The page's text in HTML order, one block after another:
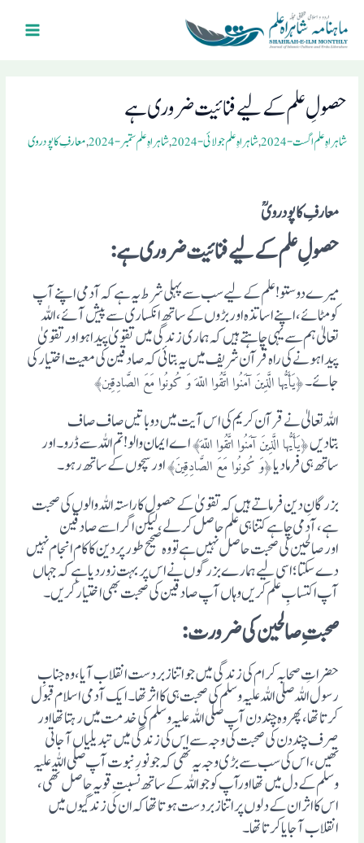
content
حصولِ علم کے لیے فنائیت ضروری ہے
شاہراہِ علم اگست- 2024 ,شاہراہِ علم جولائی- 2024 ,شاہراہِ علم ستمبر- 2024 ,معارفِ کاپودروی
معارفِ کاپودرویؒ
حصولِ علم کے لیے فنائیت ضروری ہے:
میرے دوستو! علم کے لیے سب سے پہلی شرط یہ ہے کہ آدمی اپنے آپ
کومٹائے، اپنے اساتذہ اوربڑوں کے ساتھ انکساری سے پیش آئے، اللہ
تعالیٰ ہم سے یہی چاہتے ہیں کہ ہماری زندگی میں تقویٰ پیدا ہواورتقویٰ
پیدا ہونے کی راہ قرآن شریف میں یہ بتائی کہ صادقین کی معیت اختیار کی
جائے۔﴿یَأَیُّہا الَّذِینَ آمَنُوا اتَّقُوا اللّہَ وَ کُونُوا مَعَ الصَّادِقِین﴾
اللہ تعالیٰ نے قرآن کریم کی اس آیت میں دوباتیں صاف صاف
بتادیں﴿یَأَیُّہا الَّذِینَ آمَنُوا اتَّقُوا اللّہَ﴾اے ایمان والو! تم اللہ سے ڈرو۔ اور
ساتھ ہی فرمادیا﴿وَ کُونُوا مَعَ الصَّادِقِینَ﴾اورسچوں کے ساتھ رہو۔
بزرگانِ دین فرماتے ہیں کہ تقویٰ کے حصول کا راستہ اللہ والوں کی صحبت
ہے، آدمی چاہے کتنا ہی علم حاصل کر لے، لیکن اگراسے صادقین
اورصالحین کی صحبت حاصل نہیں ہے تو وہ صحیح طور پردین کا کام انجام نہیں
دے سکتا؛ اسی لیے ہمارے بزرگوں نے اس پر بہت زوردیا ہے کہ جہاں
آپ اکتسابِ علم کریں وہاں آپ صادقین کی صحبت بھی اختیار کریں۔
صحبتِ صالحین کی ضرورت:
حضراتِ صحابہ کرام کی زندگی میں جواتنا زبردست انقلاب آیا، وہ جنابِ
رسول اللہ صلی اللہ علیہ وسلم کی صحبت ہی کا اثرتھا۔ ایک آدمی اسلام قبول
کرتا تھا، پھر وہ چند دن آپ صلی اللہ علیہ وسلم کی خدمت میں رہتا تھا اور
صرف چند دن کی صحبت کی وجہ سے اس کی زندگی میں تبدیلیاں آجاتی
تھیں، اس کی سب سے بڑی وجہ یہ تھی کہ جو نورِ نبوت آپ صلی اللہ علیہ
وسلم کے دل میں تھا اورآپ کو جو اللہ کے ساتھ نسبت ِقو یہ حاصل تھی،
اس کا اثران کے دلوں پر اتنا زبردست ہوتا تھا کہ ان کی زندگیوں میں
انقلاب آ جایا کرتا تھا۔